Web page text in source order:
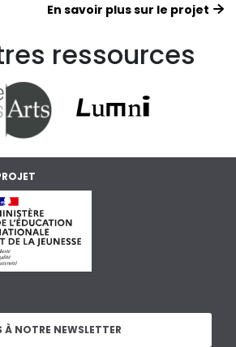
En savoir plus sur le projet
ressources
NOTRE NEWSLETTER